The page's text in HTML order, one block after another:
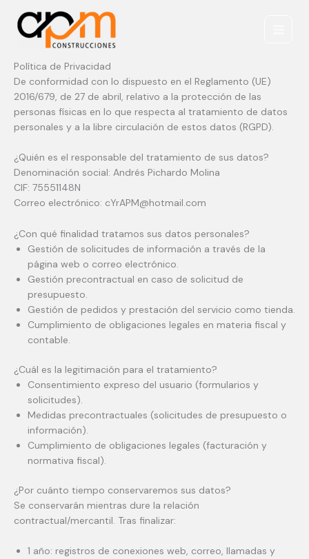
contenido
Política de Privacidad
De conformidad con lo dispuesto en el Reglamento (UE)
2016/679, de 27 de abril, relativo a la protección de las
personas físicas en lo que respecta al tratamiento de datos
personales y a la libre circulación de estos datos (RGPD).
¿Quién es el responsable del tratamiento de sus datos?
Denominación social: Andrés Pichardo Molina
CIF: 75551148N
Correo electrónico: cYrAPM@hotmail.com
¿Con qué finalidad tratamos sus datos personales?
Gestión de solicitudes de información a través de la
página web o correo electrónico.
Gestión precontractual en caso de solicitud de
presupuesto.
Gestión de pedidos y prestación del servicio como tienda.
Cumplimiento de obligaciones legales en materia fiscal y
contable.
¿Cuál es la legitimación para el tratamiento?
Consentimiento expreso del usuario (formularios y
solicitudes).
Medidas precontractuales (solicitudes de presupuesto o
información).
Cumplimiento de obligaciones legales (facturación y
normativa fiscal).
¿Por cuánto tiempo conservaremos sus datos?
Se conservarán mientras dure la relación
contractual/mercantil. Tras finalizar:
1 año: registros de conexiones web, correo, llamadas y